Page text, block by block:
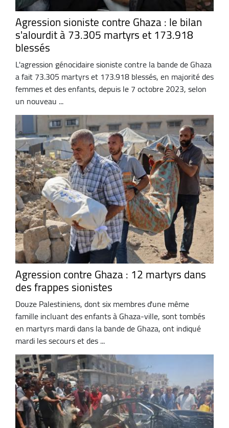
Agression sioniste contre Ghaza : le bilan
s'alourdit à 73.305 martyrs et 173.918
blessés
L'agression génocidaire sioniste contre la bande de Ghaza
a fait 73.305 martyrs et 173.918 blessés, en majorité des
femmes et des enfants, depuis le 7 octobre 2023, selon
un nouveau ...
Agression contre Ghaza : 12 martyrs dans
des frappes sionistes
Douze Palestiniens, dont six membres d'une même
famille incluant des enfants à Ghaza-ville, sont tombés
en martyrs mardi dans la bande de Ghaza, ont indiqué
mardi les secours et des ...